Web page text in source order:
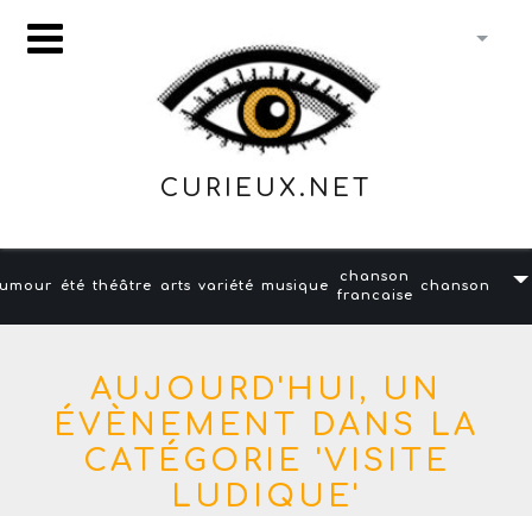
CURIEUX.NET
été théâtre arts variété musique
chanson
francaise
chanson
AUJOURD'HUI, UN
ÉVÈNEMENT DANS LA
CATÉGORIE 'VISITE
LUDIQUE'